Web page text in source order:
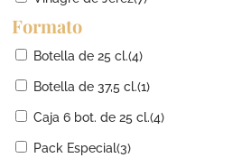
Formato
Botella de 25 cl.(4)
Botella de 37,5 cl.(1)
Caja 6 bot. de 25 cl.(4)
Pack Especial(3)